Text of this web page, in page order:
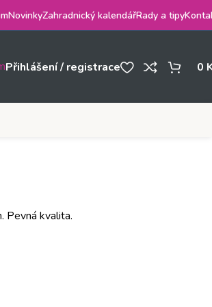
NovinkyZahradnický kalendářRady a tipy
Přihlášení / registrace 0
Pevná kvalita.